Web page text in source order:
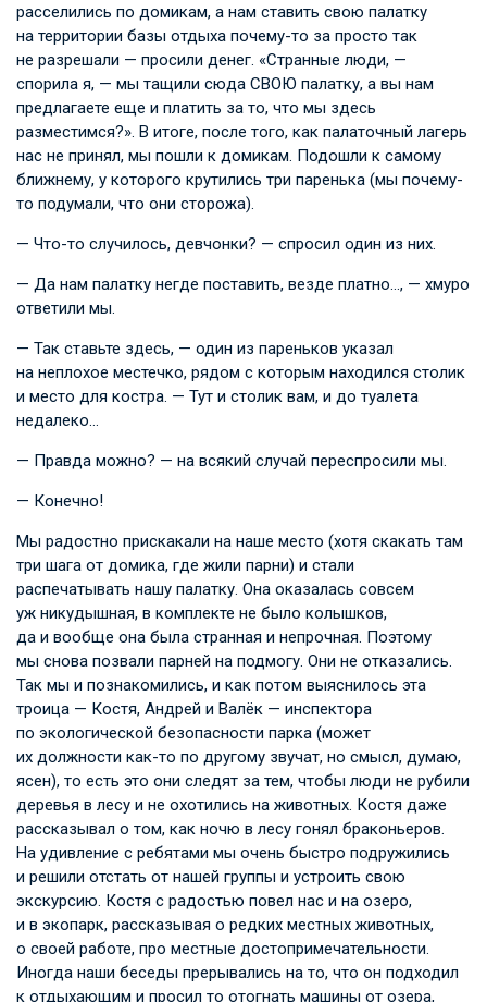
расселились по домикам, а нам ставить свою палатку
на территории базы отдыха почему-то за просто так
не разрешали — просили денег. «Странные люди, —
спорила я, — мы тащили сюда СВОЮ палатку, а вы нам
предлагаете еще и платить за то, что мы здесь
разместимся?». В итоге, после того, как палаточный лагерь
нас не принял, мы пошли к домикам. Подошли к самому
ближнему, у которого крутились три паренька (мы почему-
то подумали, что они сторожа).
— Что-то случилось, девчонки? — спросил один из них.
— Да нам палатку негде поставить, везде платно…, — хмуро
ответили мы.
— Так ставьте здесь, — один из пареньков указал
на неплохое местечко, рядом с которым находился столик
и место для костра. — Тут и столик вам, и до туалета
недалеко…
— Правда можно? — на всякий случай переспросили мы.
— Конечно!
Мы радостно прискакали на наше место (хотя скакать там
три шага от домика, где жили парни) и стали
распечатывать нашу палатку. Она оказалась совсем
уж никудышная, в комплекте не было колышков,
да и вообще она была странная и непрочная. Поэтому
мы снова позвали парней на подмогу. Они не отказались.
Так мы и познакомились, и как потом выяснилось эта
троица — Костя, Андрей и Валёк — инспектора
по экологической безопасности парка (может
их должности как-то по другому звучат, но смысл, думаю,
ясен), то есть это они следят за тем, чтобы люди не рубили
деревья в лесу и не охотились на животных. Костя даже
рассказывал о том, как ночю в лесу гонял браконьеров.
На удивление с ребятами мы очень быстро подружились
и решили отстать от нашей группы и устроить свою
экскурсию. Костя с радостью повел нас и на озеро,
и в экопарк, рассказывая о редких местных животных,
о своей работе, про местные достопримечательности.
Иногда наши беседы прерывались на то, что он подходил
к отдыхающим и просил то отогнать машины от озера,